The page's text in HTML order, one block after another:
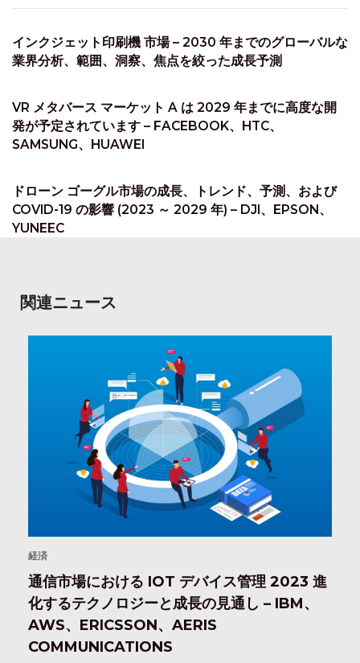
インクジェット印刷機 市場 – 2030 年までのグローバルな
業界分析、範囲、洞察、焦点を絞った成長予測
VR メタバース マーケット A は 2029 年までに高度な開
発が予定されています – FACEBOOK、HTC、
SAMSUNG、HUAWEI
ドローン ゴーグル市場の成長、トレンド、予測、および
COVID-19 の影響 (2023 ～ 2029 年) – DJI、EPSON、
YUNEEC
関連ニュース
経済
通信市場における IOT デバイス管理 2023 進
化するテクノロジーと成長の見通し – IBM、
AWS、ERICSSON、AERIS
COMMUNICATIONS